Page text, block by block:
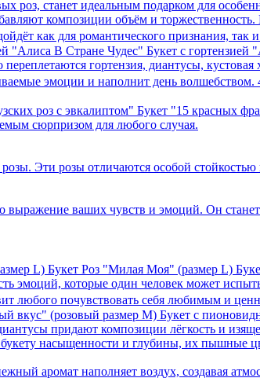
роз, станет идеальным подарком для
композиции объём и торжественность.
как для романтического признания,
Букет с гортензией
гортензия, диантусы, кустовая
эмоции и наполнит день волшебством.
Букет "15 красных
сюрпризом для любого случая.
Эти розы отличаются особой
выражение ваших чувств и эмоций. Он
Букет Роз "Милая Моя" (размер L)
эмоций, которые один человек может
любого почувствовать себя любимым и
Букет с
придают композиции лёгкость и
насыщенности и глубины, их пышные
аромат наполняет воздух, создавая